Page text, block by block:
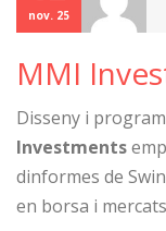
nov. 25
MMI
Disseny i
Investments
dinformes de
en borsa i